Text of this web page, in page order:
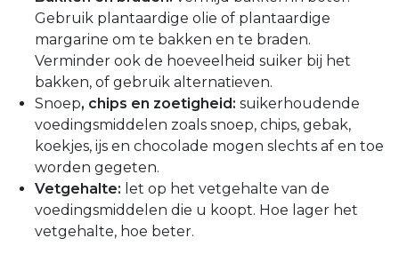
Gebruik plantaardige olie of plantaardige
margarine om te bakken en te braden.
Verminder ook de hoeveelheid suiker bij het
bakken, of gebruik alternatieven.
Snoep, chips en zoetigheid: suikerhoudende
voedingsmiddelen zoals snoep, chips, gebak,
koekjes, ijs en chocolade mogen slechts af en toe
worden gegeten.
Vetgehalte: let op het vetgehalte van de
voedingsmiddelen die u koopt. Hoe lager het
vetgehalte, hoe beter.